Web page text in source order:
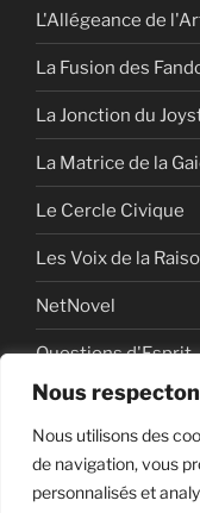
Nous
Nous utilisons des
de navigation, vous
personnalisés et
L'Allégeance de
La Fusion des
La Jonction du
La Matrice de la
Le Cercle Civique
Les Voix de la
NetNovel
Questions d'Esprit
Série
Série vidéo